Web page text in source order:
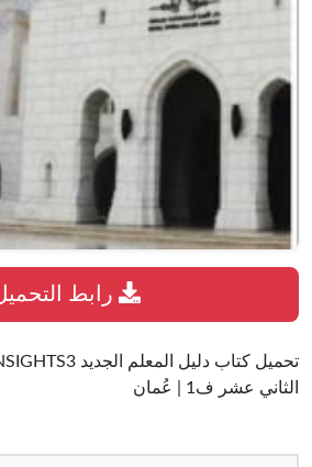
الثاني عشر ف1 | عُمان